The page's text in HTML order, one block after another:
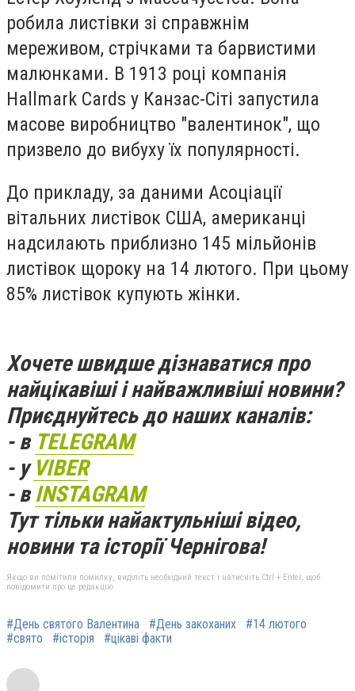
робила листівки зі справжнім
мереживом, стрічками та барвистими
малюнками. В 1913 році компанія
Hallmark Cards у Канзас-Сіті запустила
масове виробництво "валентинок", що
призвело до вибуху їх популярності.
До прикладу, за даними Асоціації
вітальних листівок США, американці
надсилають приблизно 145 мільйонів
листівок щороку на 14 лютого. При цьому
85% листівок купують жінки.
Хочете швидше дізнаватися про
найцікавіші і найважливіші новини?
Приєднуйтесь до наших каналів:
- в TELEGRAM
- у VIBER
- вINSTAGRAM
Тут тільки найактульніші відео,
новини та історії Чернігова!
Якщо ви помітили помилку, виділіть необхідний текст і натисніть Ctrl + Enter, щоб
повідомити про це редакцію
#День святого Валентина #День закоханих
#14 лютого
#свято
#історія #цікаві факти